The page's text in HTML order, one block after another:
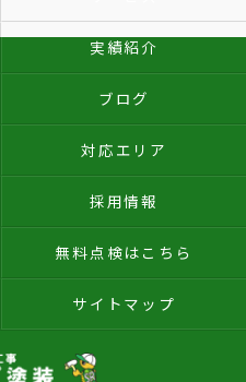
実績紹介
ブログ
対応エリア
採用情報
無料点検はこちら
サイトマップ